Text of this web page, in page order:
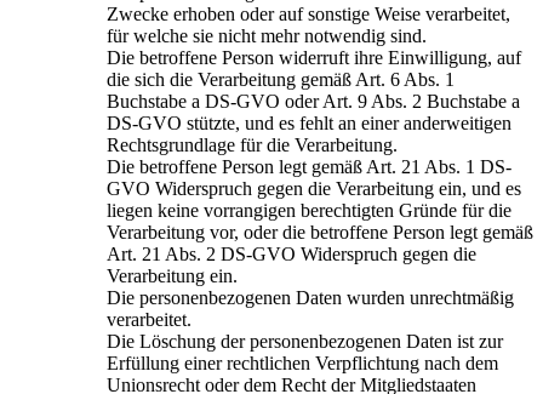
Zwecke erhoben oder auf sonstige Weise verarbeitet,
für welche sie nicht mehr notwendig sind.
Die betroffene Person widerruft ihre Einwilligung, auf
die sich die Verarbeitung gemäß Art. 6 Abs. 1
Buchstabe a DS-GVO oder Art. 9 Abs. 2 Buchstabe a
DS-GVO stützte, und es fehlt an einer anderweitigen
Rechtsgrundlage für die Verarbeitung.
Die betroffene Person legt gemäß Art. 21 Abs. 1 DS-
GVO Widerspruch gegen die Verarbeitung ein, und es
liegen keine vorrangigen berechtigten Gründe für die
Verarbeitung vor, oder die betroffene Person legt gemäß
Art. 21 Abs. 2 DS-GVO Widerspruch gegen die
Verarbeitung ein.
Die personenbezogenen Daten wurden unrechtmäßig
verarbeitet.
Die Löschung der personenbezogenen Daten ist zur
Erfüllung einer rechtlichen Verpflichtung nach dem
Unionsrecht oder dem Recht der Mitgliedstaaten